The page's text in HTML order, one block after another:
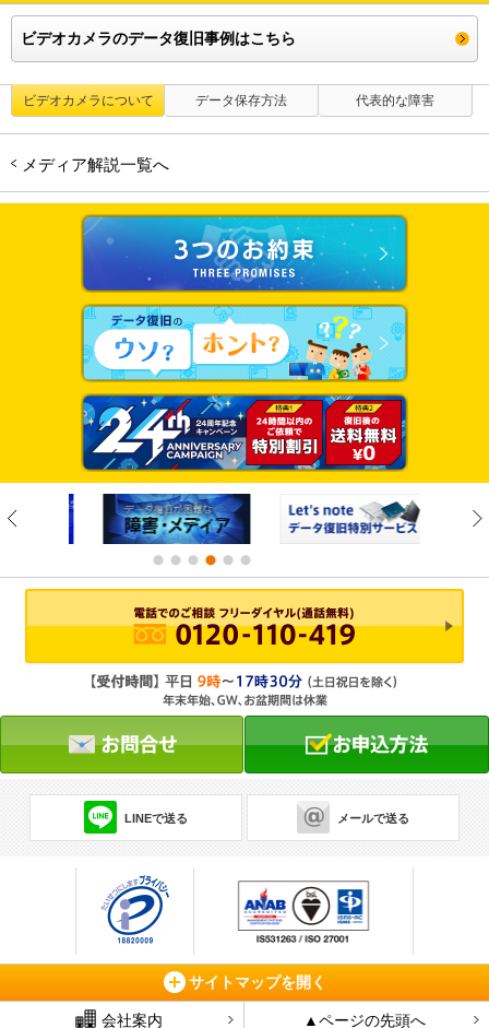
ビデオカメラのデータ復旧事例はこちら
ビデオカメラについて データ保存方法 代表的な障害
メディア解説一覧へ
LINEで送る メールで送る
サイトマップを開く
会社案内 ▲ページの先頭へ